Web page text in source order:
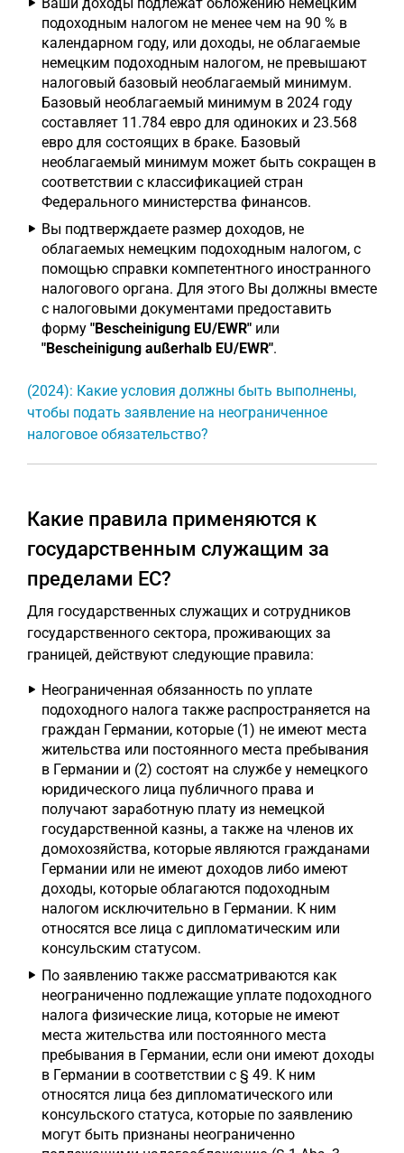
подоходным налогом не менее чем на 90 % в
календарном году, или доходы, не облагаемые
немецким подоходным налогом, не превышают
налоговый базовый необлагаемый минимум.
Базовый необлагаемый минимум в 2024 году
составляет 11.784 евро для одиноких и 23.568
евро для состоящих в браке. Базовый
необлагаемый минимум может быть сокращен в
соответствии с классификацией стран
Федерального министерства финансов.
Вы подтверждаете размер доходов, не
облагаемых немецким подоходным налогом, с
помощью справки компетентного иностранного
налогового органа. Для этого Вы должны вместе
с налоговыми документами предоставить
форму "Bescheinigung EU/EWR" или
"Bescheinigung außerhalb EU/EWR".
(2024): Какие условия должны быть выполнены,
чтобы подать заявление на неограниченное
налоговое обязательство?
Какие правила применяются к
государственным служащим за
пределами ЕС?
Для государственных служащих и сотрудников
государственного сектора, проживающих за
границей, действуют следующие правила:
Неограниченная обязанность по уплате
подоходного налога также распространяется на
граждан Германии, которые (1) не имеют места
жительства или постоянного места пребывания
в Германии и (2) состоят на службе у немецкого
юридического лица публичного права и
получают заработную плату из немецкой
государственной казны, а также на членов их
домохозяйства, которые являются гражданами
Германии или не имеют доходов либо имеют
доходы, которые облагаются подоходным
налогом исключительно в Германии. К ним
относятся все лица с дипломатическим или
консульским статусом.
По заявлению также рассматриваются как
неограниченно подлежащие уплате подоходного
налога физические лица, которые не имеют
места жительства или постоянного места
пребывания в Германии, если они имеют доходы
в Германии в соответствии с § 49. К ним
относятся лица без дипломатического или
консульского статуса, которые по заявлению
могут быть признаны неограниченно